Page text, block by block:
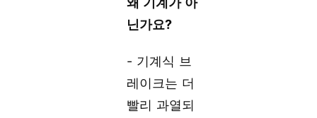
닌가요?
- 기계식 브
레이크는 더
빨리 과열되